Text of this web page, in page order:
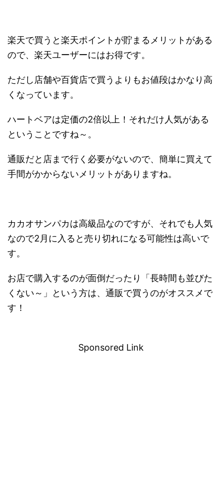
楽天で買うと楽天ポイントが貯まるメリットがある
ので、楽天ユーザーにはお得です。
ただし店舗や百貨店で買うよりもお値段はかなり高
くなっています。
ハートベアは定価の2倍以上！それだけ人気がある
ということですね～。
通販だと店まで行く必要がないので、簡単に買えて
手間がかからないメリットがありますね。
カカオサンパカは高級品なのですが、それでも人気
なので2月に入ると売り切れになる可能性は高いで
す。
お店で購入するのが面倒だったり「長時間も並びた
くない～」という方は、通販で買うのがオススメで
す！
Sponsored Link